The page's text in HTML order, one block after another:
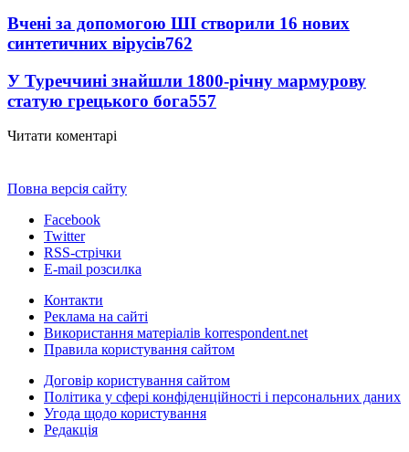
Вчені за допомогою ШІ створили 16 нових
синтетичних вірусів762
У Туреччині знайшли 1800-річну мармурову
статую грецького бога557
Читати коментарі
Повна версія сайту
Facebook
Twitter
RSS-стрічки
E-mail розсилка
Контакти
Реклама на сайті
Використання матеріалів korrespondent.net
Правила користування сайтом
Договір користування сайтом
Політика у сфері конфіденційності і персональних даних
Угода щодо користування
Редакція